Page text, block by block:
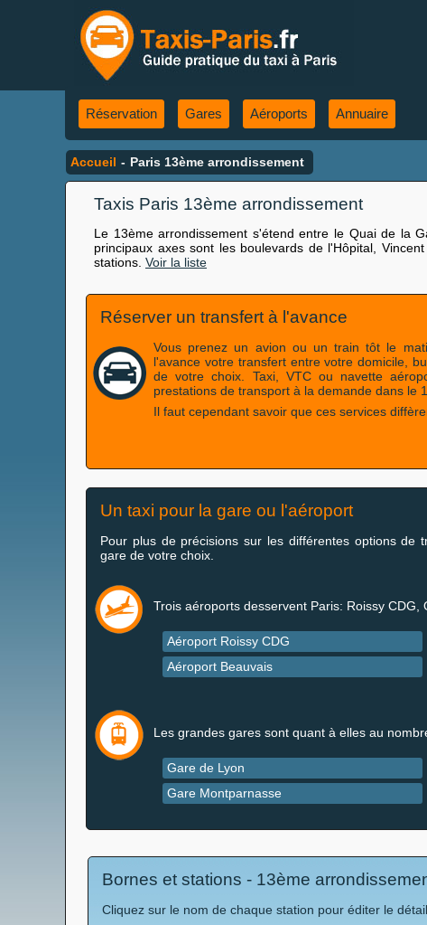
Réservation Gares Aéroports Annuaire
Accueil - Paris 13ème arrondissement
Taxis Paris 13ème arrondissement
Le 13ème arrondissement s'étend entre le Quai de la
principaux axes sont les boulevards de l'Hôpital,
stations. Voir la liste
Réserver un transfert à l'avance
Vous prenez un avion ou un train tôt le
l'avance votre transfert entre votre domicile,
de votre choix. Taxi, VTC ou navette
prestations de transport à la demande dans le
Il faut cependant savoir que ces services
Un taxi pour la gare ou l'aéroport
Pour plus de précisions sur les différentes options de
gare de votre choix.
Trois aéroports desservent Paris: Roissy CDG,
Aéroport Roissy CDG
Aéroport Beauvais
Les grandes gares sont quant à elles au
Gare de Lyon
Gare Montparnasse
Bornes et stations - 13ème
Cliquez sur le nom de chaque station pour éditer le